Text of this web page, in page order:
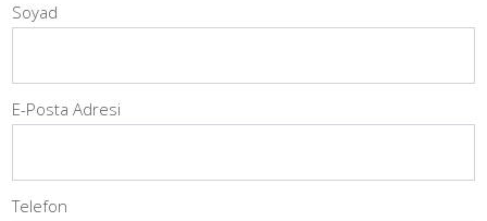
Soyad
E-Posta Adresi
Telefon